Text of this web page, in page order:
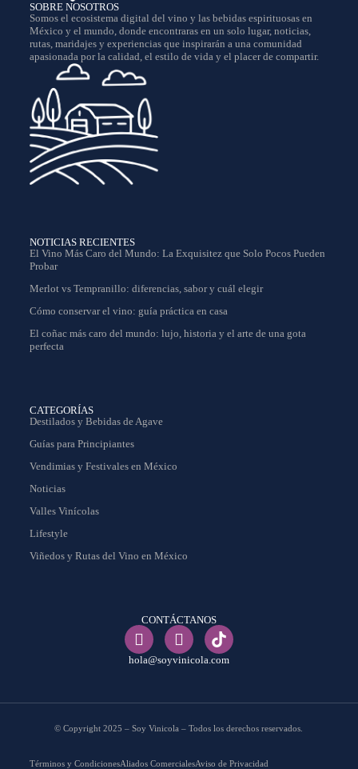
SOBRE NOSOTROS
Somos el ecosistema digital del vino y las bebidas espirituosas en
México y el mundo, donde encontraras en un solo lugar, noticias,
rutas, maridajes y experiencias que inspirarán a una comunidad
apasionada por la calidad, el estilo de vida y el placer de compartir.
NOTICIAS RECIENTES
El Vino Más Caro del Mundo: La Exquisitez que Solo Pocos Pueden
Probar
Merlot vs Tempranillo: diferencias, sabor y cuál elegir
Cómo conservar el vino: guía práctica en casa
El coñac más caro del mundo: lujo, historia y el arte de una gota
perfecta
CATEGORÍAS
Destilados y Bebidas de Agave
Guías para Principiantes
Vendimias y Festivales en México
Noticias
Valles Vinícolas
Lifestyle
Viñedos y Rutas del Vino en México
CONTÁCTANOS
hola@soyvinicola.com
© Copyright 2025 – Soy Vinicola – Todos los derechos reservados.
Términos y CondicionesAliados ComercialesAviso de Privacidad